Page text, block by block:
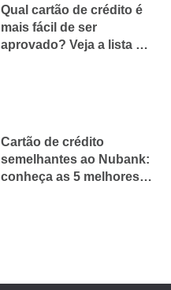
Qual cartão de crédito é
mais fácil de ser
aprovado? Veja a lista de
Cartão de crédito
semelhantes ao Nubank:
conheça as 5 melhores